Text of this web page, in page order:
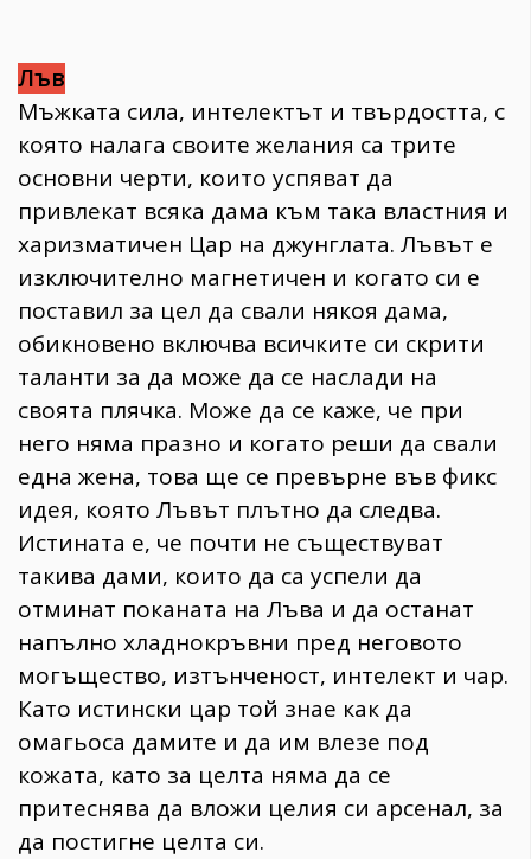
Лъв
Мъжката сила, интелектът и твърдостта, с
която налага своите желания са трите
основни черти, които успяват да
привлекат всяка дама към така властния и
харизматичен Цар на джунглата. Лъвът е
изключително магнетичен и когато си е
поставил за цел да свали някоя дама,
обикновено включва всичките си скрити
таланти за да може да се наслади на
своята плячка. Може да се каже, че при
него няма празно и когато реши да свали
една жена, това ще се превърне във фикс
идея, която Лъвът плътно да следва.
Истината е, че почти не съществуват
такива дами, които да са успели да
отминат поканата на Лъва и да останат
напълно хладнокръвни пред неговото
могъщество, изтънченост, интелект и чар.
Като истински цар той знае как да
омагьоса дамите и да им влезе под
кожата, като за целта няма да се
притеснява да вложи целия си арсенал, за
да постигне целта си.